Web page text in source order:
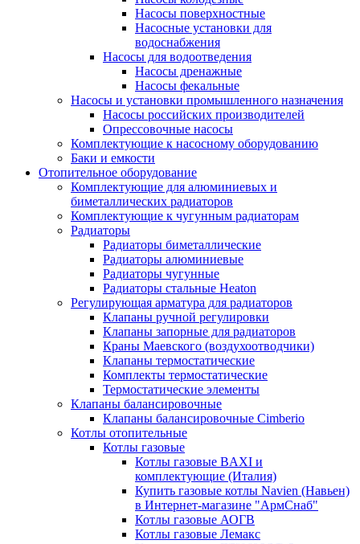
Насосы поверхностные
Насосные установки для
водоснабжения
Насосы для водоотведения
Насосы дренажные
Насосы фекальные
Насосы и установки промышленного назначения
Насосы российских производителей
Опрессовочные насосы
Комплектующие к насосному оборудованию
Баки и емкости
Отопительное оборудование
Комплектующие для алюминиевых и
биметаллических радиаторов
Комплектующие к чугунным радиаторам
Радиаторы
Радиаторы биметаллические
Радиаторы алюминиевые
Радиаторы чугунные
Радиаторы стальные Heaton
Регулирующая арматура для радиаторов
Клапаны ручной регулировки
Клапаны запорные для радиаторов
Краны Маевского (воздухоотводчики)
Клапаны термостатические
Комплекты термостатические
Термостатические элементы
Клапаны балансировочные
Клапаны балансировочные Cimberio
Котлы отопительные
Котлы газовые
Котлы газовые BAXI и
комплектующие (Италия)
Купить газовые котлы Navien (Навьен)
в Интернет-магазине "АрмСнаб"
Котлы газовые АОГВ
Котлы газовые Лемакс